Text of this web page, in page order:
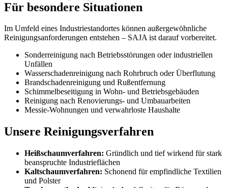
Für besondere Situationen
Im Umfeld eines Industriestandortes können außergewöhnliche
Reinigungsanforderungen entstehen – SAJA ist darauf vorbereitet.
Sonderreinigung nach Betriebsstörungen oder industriellen
Unfällen
Wasserschadenreinigung nach Rohrbruch oder Überflutung
Brandschadenreinigung und Rußentfernung
Schimmelbeseitigung in Wohn- und Betriebsgebäuden
Reinigung nach Renovierungs- und Umbauarbeiten
Messie-Wohnungen und verwahrloste Haushalte
Unsere Reinigungsverfahren
Heißschaumverfahren: Gründlich und tief wirkend für stark
beanspruchte Industrieflächen
Kaltschaumverfahren: Schonend für empfindliche Textilien
und Polster